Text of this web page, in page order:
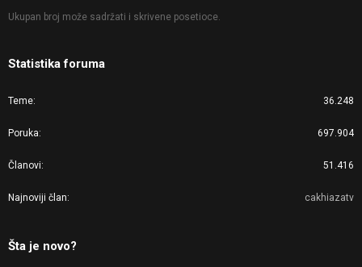
Ukupan broj može sadržati i skrivene posetioce.
Statistika foruma
Teme 36.248
Poruka 697.904
Članovi 51.416
Najnoviji član cakhiazatv
Šta je novo?